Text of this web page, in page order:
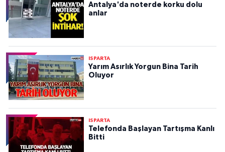
Antalya'da noterde korku dolu
anlar
ISPARTA
Yarım Asırlık Yorgun Bina Tarih
Oluyor
ISPARTA
Telefonda Başlayan Tartışma Kanlı
Bitti